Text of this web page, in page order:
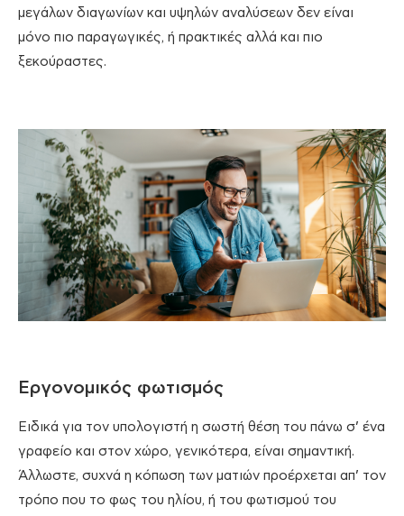
μεγάλων διαγωνίων και υψηλών αναλύσεων δεν είναι
μόνο πιο παραγωγικές, ή πρακτικές αλλά και πιο
ξεκούραστες.
Εργονομικός φωτισμός
Ειδικά για τον υπολογιστή η σωστή θέση του πάνω σ’ ένα
γραφείο και στον χώρο, γενικότερα, είναι σημαντική.
Άλλωστε, συχνά η κόπωση των ματιών προέρχεται απ’ τον
τρόπο που το φως του ηλίου, ή του φωτισμού του